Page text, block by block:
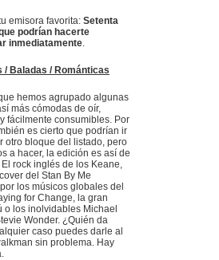
emisora favorita: Setenta
podrían hacerte
inmediatamente.
/ Baladas / Románticas
hemos agrupado algunas
más cómodas de oír,
fácilmente consumibles. Por
es cierto que podrían ir
otro bloque del listado, pero
a hacer, la edición es así de
rock inglés de los Keane,
del Stan By Me
los músicos globales del
for Change, la gran
o los inolvidables Michael
Wonder. ¿Quién da
caso puedes darle al
sin problema. Hay